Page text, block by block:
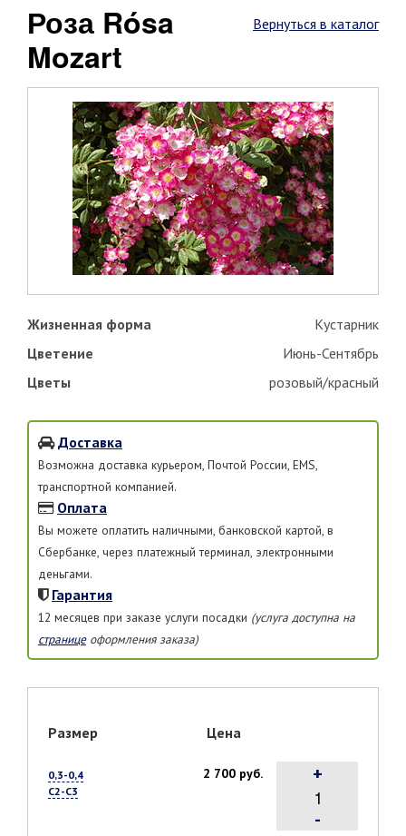
Вернуться в каталог
Роза Rósa
Mozart
Жизненная форма
Кустарник
Цветение
Июнь-Сентябрь
Цветы
розовый/красный
Доставка
Возможна доставка курьером, Почтой России, EMS,
транспортной компанией.
Оплата
Вы можете оплатить наличными, банковской картой, в
Сбербанке, через платежный терминал, электронными
деньгами.
Гарантия
12 месяцев при заказе услуги посадки (услуга доступна на
страницеоформления заказа)
Размер Цена
0,3-0,4
С2-С3
2 700 руб.
-
+